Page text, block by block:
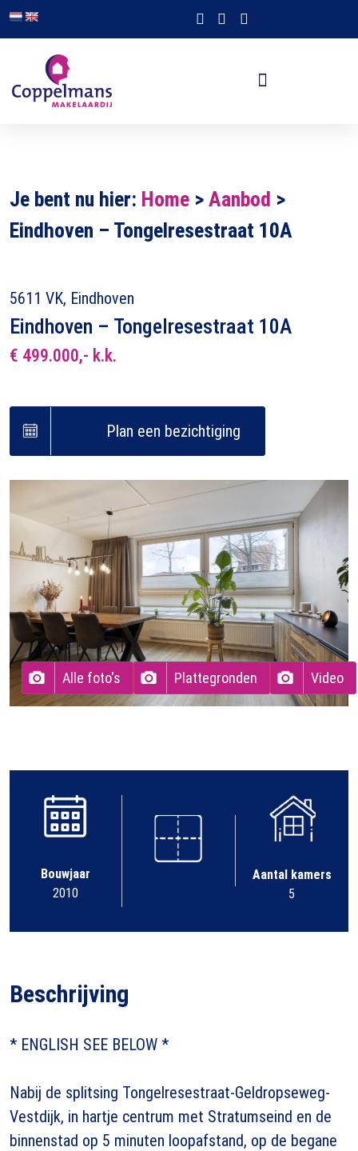
Je bent nu hier: Home > Aanbod >
Eindhoven – Tongelresestraat 10A
5611 VK, Eindhoven
Eindhoven – Tongelresestraat 10A
€ 499.000,- k.k.
Plan een bezichtiging
Alle foto's Plattegronden Video
Bouwjaar
2010
Aantal kamers
5
Beschrijving
* ENGLISH SEE BELOW *
Nabij de splitsing Tongelresestraat-Geldropseweg-
Vestdijk, in hartje centrum met Stratumseind en de
binnenstad op 5 minuten loopafstand, op de begane